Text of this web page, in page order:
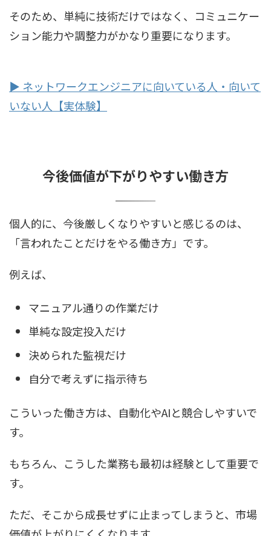
そのため、単純に技術だけではなく、コミュニケー
ション能力や調整力がかなり重要になります。
▶ ネットワークエンジニアに向いている人・向いて
いない人【実体験】
今後価値が下がりやすい働き方
個人的に、今後厳しくなりやすいと感じるのは、
「言われたことだけをやる働き方」です。
例えば、
マニュアル通りの作業だけ
単純な設定投入だけ
決められた監視だけ
自分で考えずに指示待ち
こういった働き方は、自動化やAIと競合しやすいで
す。
もちろん、こうした業務も最初は経験として重要で
す。
ただ、そこから成長せずに止まってしまうと、市場